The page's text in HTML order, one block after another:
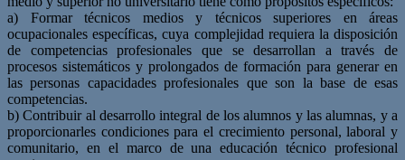
a) Formar técnicos medios y técnicos superiores en áreas
ocupacionales específicas, cuya complejidad requiera la disposición
de competencias profesionales que se desarrollan a través de
procesos sistemáticos y prolongados de formación para generar en
las personas capacidades profesionales que son la base de esas
competencias.
b) Contribuir al desarrollo integral de los alumnos y las alumnas, y a
proporcionarles condiciones para el crecimiento personal, laboral y
comunitario, en el marco de una educación técnico profesional